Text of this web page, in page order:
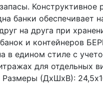
Конструктивное
банки обеспечивает
на друга при
и контейнеров
в едином стиле с
для отдельных
Размеры (ДхШхВ):